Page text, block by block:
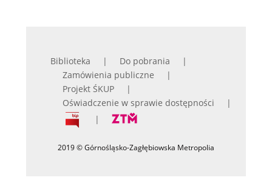
Biblioteka
Do pobrania
Zamówienia publiczne
Projekt ŚKUP
Oświadczenie w sprawie dostępności
2019 © Górnośląsko-Zagłębiowska Metropolia